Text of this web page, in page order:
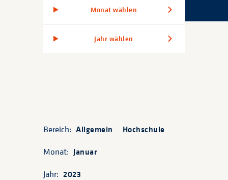
Monat wählen
Jahr wählen
Bereich: Allgemein
Hochschule
Monat: Januar
Jahr: 2023